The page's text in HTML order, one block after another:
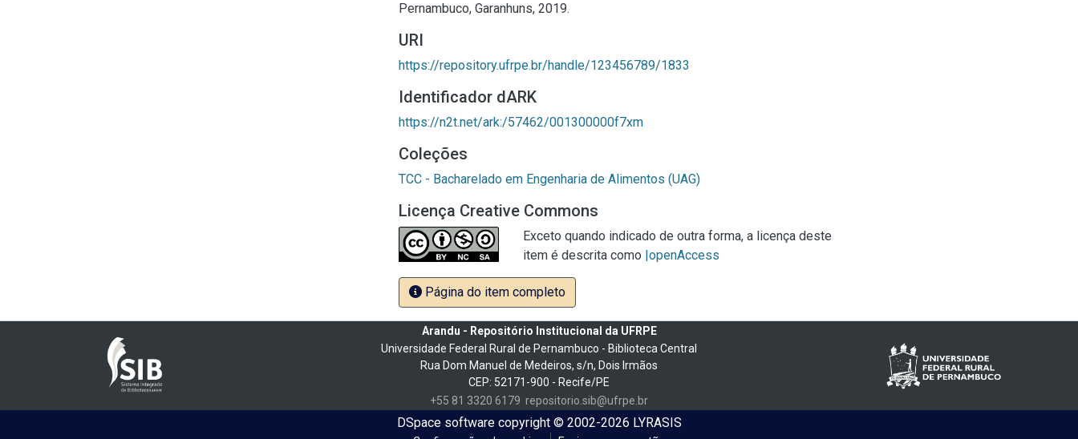
Pernambuco, Garanhuns, 2019.
URI
https://repository.ufrpe.br/handle/123456789/1833
Identificador dARK
https://n2t.net/ark:/57462/001300000f7xm
Coleções
TCC - Bacharelado em Engenharia de Alimentos (UAG)
Licença Creative Commons
Exceto quando indicado de outra forma, a licença deste
item é descrita como |openAccess
Página do item completo
Arandu - Repositório Institucional da UFRPE
Universidade Federal Rural de Pernambuco - Biblioteca Central
Rua Dom Manuel de Medeiros, s/n, Dois Irmãos
CEP: 52171-900 - Recife/PE
+55 81 3320 6179 repositorio.sib@ufrpe.br
DSpace softwarecopyright © 2002-2026 LYRASIS